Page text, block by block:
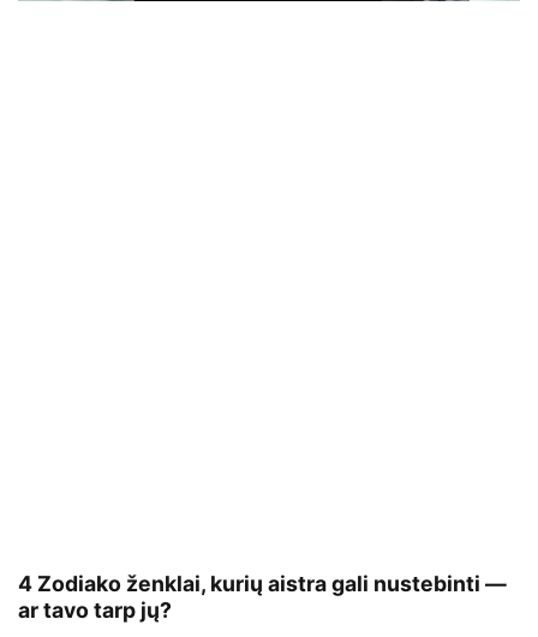
4 Zodiako ženklai, kurių aistra gali nustebinti —
ar tavo tarp jų?